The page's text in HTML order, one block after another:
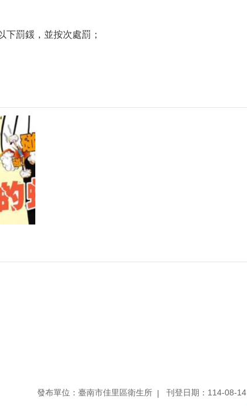
罰鍰，並按次處罰；
發布單位：臺南市佳里區衛生所 刊登日期：114-08-14